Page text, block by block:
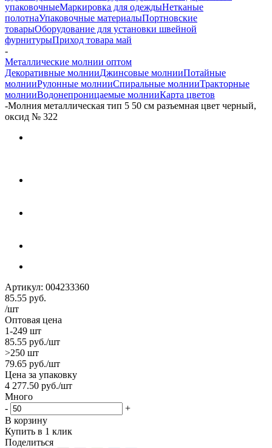
упаковочныеМаркировка для одеждыНетканые
полотнаУпаковочные материалыПортновские
товарыОборудование для установки швейной
фурнитурыПриход товара май
-
Металлические молнии оптом
Декоративные молнииДжинсовые молнииПотайные
молнииРулонные молнииСпиральные молнииТракторные
молнииВодонепроницаемые молнииКарта цветов
-Молния металлическая тип 5 50 см разъемная цвет черный,
оксид № 322
Артикул: 004233360
85.55 руб.
/шт
Оптовая цена
1-249 шт
85.55 руб./шт
>250 шт
79.65 руб./шт
Цена за упаковку
4 277.50 руб./шт
Много
-
+
В корзину
Купить в 1 клик
Поделиться